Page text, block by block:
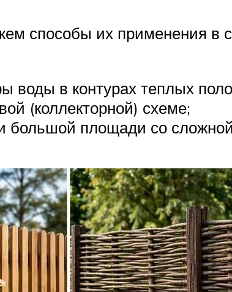
способы их применения в
воды в контурах теплых
(коллекторной) схеме;
большой площади со